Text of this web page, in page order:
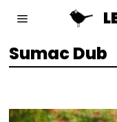
Sumac Dub